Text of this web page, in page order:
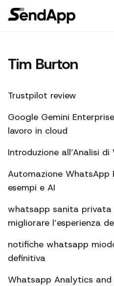
Tim Burton
Trustpilot review
Google Gemini
lavoro in cloud
Introduzione all’Analisi
Automazione WhatsApp
esempi e AI
whatsapp sanita privata
migliorare l’esperienza
notifiche whatsapp
definitiva
Whatsapp Analytics and